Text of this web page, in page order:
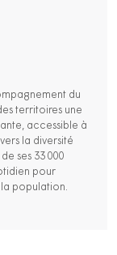
du
territoires une
accessible à
la diversité
ses 33 000
pour
la population.